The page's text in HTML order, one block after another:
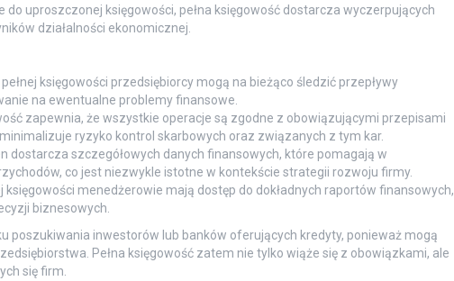
uproszczonej księgowości, pełna księgowość dostarcza wyczerpujących
działalności ekonomicznej.
księgowości przedsiębiorcy mogą na bieżąco śledzić przepływy
na ewentualne problemy finansowe.
zapewnia, że wszystkie operacje są zgodne z obowiązującymi przepisami
ryzyko kontrol skarbowych oraz związanych z tym kar.
dostarcza szczegółowych danych finansowych, które pomagają w
co jest niezwykle istotne w kontekście strategii rozwoju firmy.
księgowości menedżerowie mają dostęp do dokładnych raportów finansowych,
biznesowych.
poszukiwania inwestorów lub banków oferujących kredyty, ponieważ mogą
Pełna księgowość zatem nie tylko wiąże się z obowiązkami, ale
się firm.